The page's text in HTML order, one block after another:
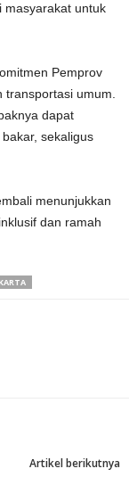
masyarakat untuk
Pemprov
umum.
dapat
sekaligus
menunjukkan
dan ramah
Artikel berikutnya